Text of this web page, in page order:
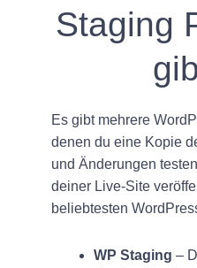
Staging
Es gibt mehrere
denen du eine Kopie
und Änderungen
deiner Live-Site
beliebtesten
WP Staging –